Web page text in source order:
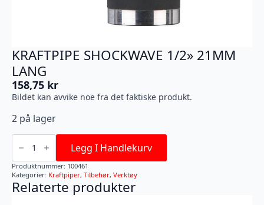
KRAFTPIPE SHOCKWAVE 1/2» 21MM
LANG
158,75 kr
Bildet kan avvike noe fra det faktiske produkt.
2 på lager
KRAFTPIPE
SHOCKWAVE
21MM
LANG
antall
Legg I Handlekurv
Produktnummer: 100461
Kategorier: Kraftpiper, Tilbehør, Verktøy
Relaterte produkter